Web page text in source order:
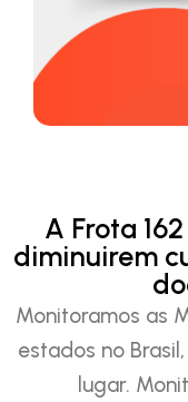
A Frota
diminuirem
Monitoramos as
estados no
lugar.